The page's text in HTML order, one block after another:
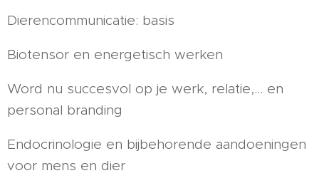
Dierencommunicatie: basis
Biotensor en energetisch werken
Word nu succesvol op je werk, relatie,... en
personal branding
Endocrinologie en bijbehorende aandoeningen
voor mens en dier